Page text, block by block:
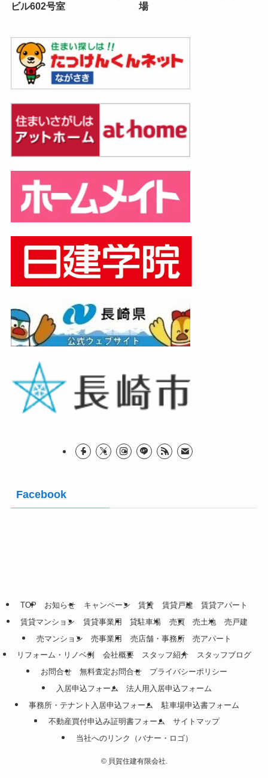
ビル602号室
場
Facebook
TOP お知らせ キャンペーン 賃貸 賃貸戸建
賃貸アパート
賃貸マンション
賃貸事業用 貸駐車場 売買 売土地
売戸建
売マンション
売事業用 売店舗・事務所
売アパート
リフォーム・リノベ例
会社概要 スタッフ紹介
スタッフブログ
お問合せ
無料査定お問合せ
プライバシーポリシー
入居申込フォーム
法人用入居申込フォーム
事務所・テナント入居申込フォーム
駐車場申込書フォーム
不動産買付申込み証明書フォーム
サイトマップ
当社へのリンク（バナー・ロゴ）
©貝賀住建有限会社.